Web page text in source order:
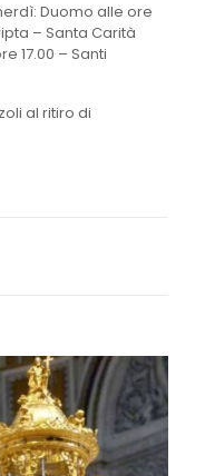
Duomo alle ore
– Santa Carità
17.00 – Santi
al ritiro di